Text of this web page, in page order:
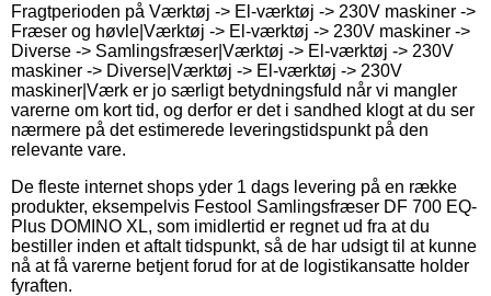
Fragtperioden på Værktøj -> El-værktøj -> 230V maskiner ->
Fræser og høvle|Værktøj -> El-værktøj -> 230V maskiner ->
Diverse -> Samlingsfræser|Værktøj -> El-værktøj -> 230V
maskiner -> Diverse|Værktøj -> El-værktøj -> 230V
maskiner|Værk er jo særligt betydningsfuld når vi mangler
varerne om kort tid, og derfor er det i sandhed klogt at du ser
nærmere på det estimerede leveringstidspunkt på den
relevante vare.
De fleste internet shops yder 1 dags levering på en række
produkter, eksempelvis Festool Samlingsfræser DF 700 EQ-
Plus DOMINO XL, som imidlertid er regnet ud fra at du
bestiller inden et aftalt tidspunkt, så de har udsigt til at kunne
nå at få varerne betjent forud for at de logistikansatte holder
fyraften.